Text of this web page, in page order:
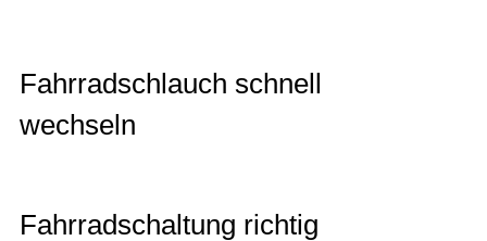
Fahrradschlauch schnell
wechseln
Fahrradschaltung richtig